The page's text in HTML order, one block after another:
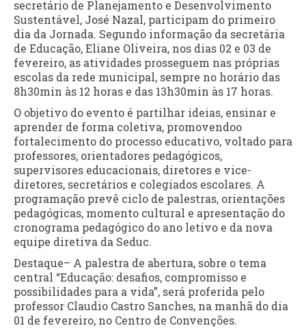
secretário de Planejamento e Desenvolvimento
Sustentável, José Nazal, participam do primeiro
dia da Jornada. Segundo informação da secretária
de Educação, Eliane Oliveira, nos dias 02 e 03 de
fevereiro, as atividades prosseguem nas próprias
escolas da rede municipal, sempre no horário das
8h30min às 12 horas e das 13h30min às 17 horas.
O objetivo do evento é partilhar ideias, ensinar e
aprender de forma coletiva, promovendoo
fortalecimento do processo educativo, voltado para
professores, orientadores pedagógicos,
supervisores educacionais, diretores e vice-
diretores, secretários e colegiados escolares. A
programação prevê ciclo de palestras, orientações
pedagógicas, momento cultural e apresentação do
cronograma pedagógico do ano letivo e da nova
equipe diretiva da Seduc.
Destaque– A palestra de abertura, sobre o tema
central “Educação: desafios, compromisso e
possibilidades para a vida”, será proferida pelo
professor Claudio Castro Sanches, na manhã do dia
01 de fevereiro, no Centro de Convenções.